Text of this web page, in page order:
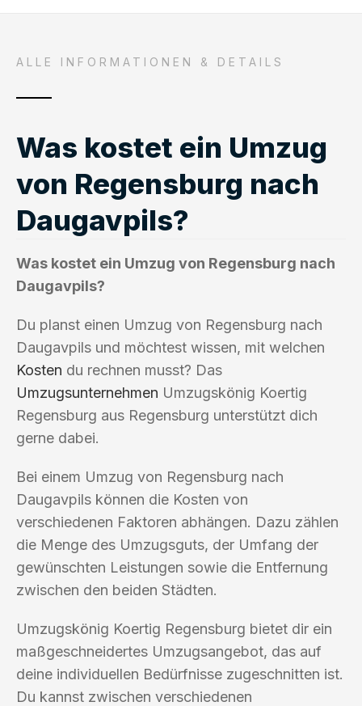
ALLE INFORMATIONEN & DETAILS
Was kostet ein Umzug
von Regensburg nach
Daugavpils?
Was kostet ein Umzug von Regensburg nach
Daugavpils?
Du planst einen Umzug von Regensburg nach
Daugavpils und möchtest wissen, mit welchen
Kosten du rechnen musst? Das
Umzugsunternehmen Umzugskönig Koertig
Regensburg aus Regensburg unterstützt dich
gerne dabei.
Bei einem Umzug von Regensburg nach
Daugavpils können die Kosten von
verschiedenen Faktoren abhängen. Dazu zählen
die Menge des Umzugsguts, der Umfang der
gewünschten Leistungen sowie die Entfernung
zwischen den beiden Städten.
Umzugskönig Koertig Regensburg bietet dir ein
maßgeschneidertes Umzugsangebot, das auf
deine individuellen Bedürfnisse zugeschnitten ist.
Du kannst zwischen verschiedenen